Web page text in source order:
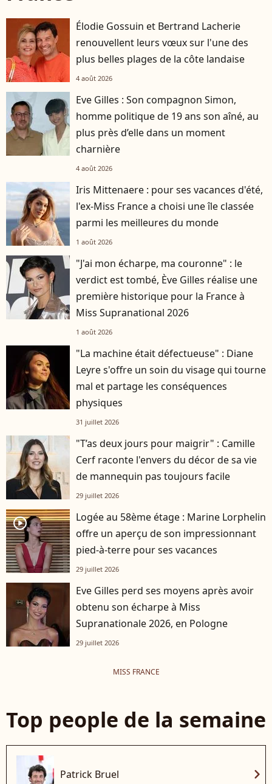
Élodie Gossuin et Bertrand Lacherie
renouvellent leurs vœux sur l'une des
plus belles plages de la côte landaise
4 août 2026
Eve Gilles : Son compagnon Simon,
homme politique de 19 ans son aîné, au
plus près d’elle dans un moment
charnière
4 août 2026
Iris Mittenaere : pour ses vacances d'été,
l'ex-Miss France a choisi une île classée
parmi les meilleures du monde
1 août 2026
"J'ai mon écharpe, ma couronne" : le
verdict est tombé, Ève Gilles réalise une
première historique pour la France à
Miss Supranational 2026
1 août 2026
"La machine était défectueuse" : Diane
Leyre s'offre un soin du visage qui tourne
mal et partage les conséquences
physiques
31 juillet 2026
"T’as deux jours pour maigrir" : Camille
Cerf raconte l'envers du décor de sa vie
de mannequin pas toujours facile
29 juillet 2026
player2
Logée au 58ème étage : Marine Lorphelin
offre un aperçu de son impressionnant
pied-à-terre pour ses vacances
29 juillet 2026
Eve Gilles perd ses moyens après avoir
obtenu son écharpe à Miss
Supranationale 2026, en Pologne
29 juillet 2026
MISS FRANCE
Top people de la semaine
Patrick Bruel chevron_right